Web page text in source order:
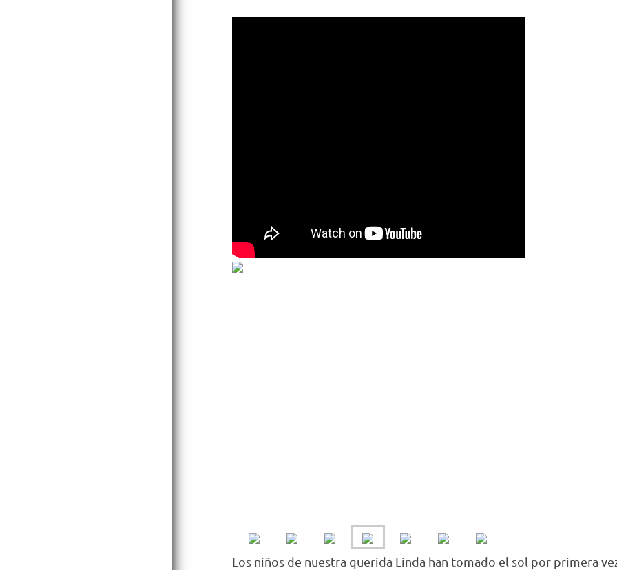
Los niños de nuestra querida Linda han tomado el sol por primera